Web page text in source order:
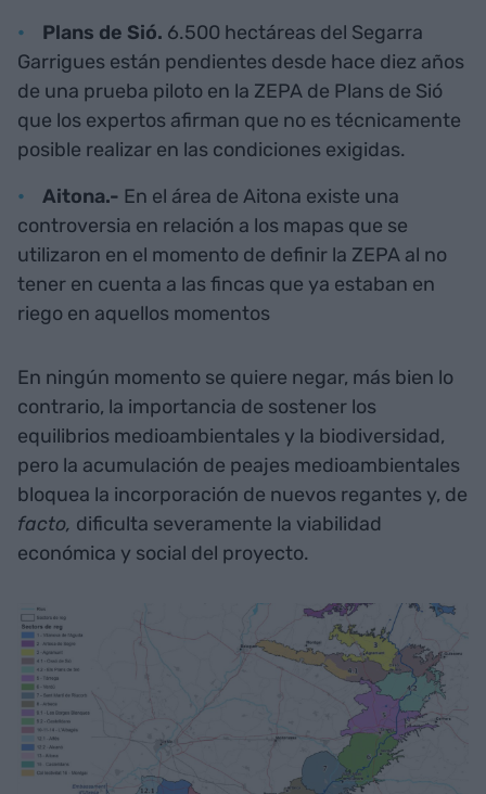
Plans de Sió. 6.500 hectáreas del Segarra
Garrigues están pendientes desde hace diez años
de una prueba piloto en la ZEPA de Plans de Sió
que los expertos afirman que no es técnicamente
posible realizar en las condiciones exigidas.
Aitona.- En el área de Aitona existe una
controversia en relación a los mapas que se
utilizaron en el momento de definir la ZEPA al no
tener en cuenta a las fincas que ya estaban en
riego en aquellos momentos
En ningún momento se quiere negar, más bien lo
contrario, la importancia de sostener los
equilibrios medioambientales y la biodiversidad,
pero la acumulación de peajes medioambientales
bloquea la incorporación de nuevos regantes y, de
facto, dificulta severamente la viabilidad
económica y social del proyecto.